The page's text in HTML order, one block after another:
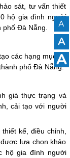
sát, tư vấn thiết
hộ gia đình người
Đà Nẵng.
các hạng mục tại
phố Đà Nẵng.
giá thực trạng và
cải tạo với người
kế, điều chỉnh,
lựa chọn khảo
hộ gia đình người
A
A
A